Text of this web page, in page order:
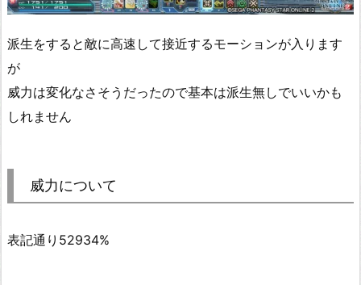
派生をすると敵に高速して接近するモーションが入ります
が
威力は変化なさそうだったので基本は派生無しでいいかも
しれません
威力について
表記通り52934%